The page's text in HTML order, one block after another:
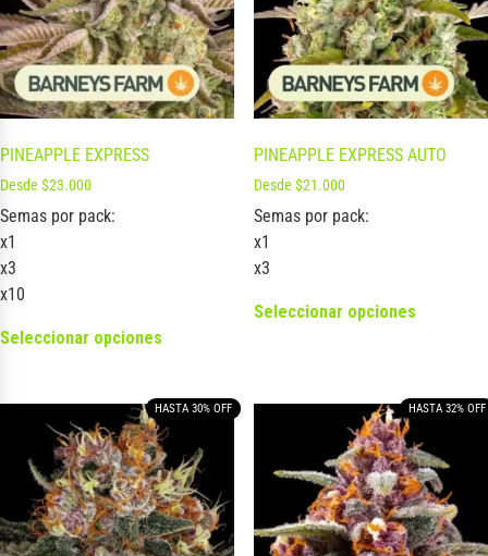
PINEAPPLE EXPRESS
Desde $23.000
Semas por pack:
x1
x3
x10
Seleccionar opciones
PINEAPPLE EXPRESS AUTO
Desde $21.000
Semas por pack:
x1
x3
Seleccionar opciones
HASTA 30% OFF HASTA 32% OFF